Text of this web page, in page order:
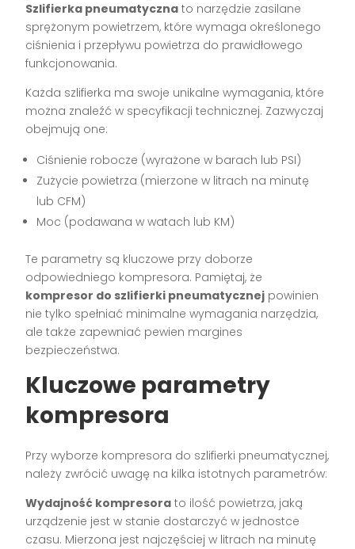
Szlifierka pneumatyczna to narzędzie zasilane
sprężonym powietrzem, które wymaga określonego
ciśnienia i przepływu powietrza do prawidłowego
funkcjonowania.
Każda szlifierka ma swoje unikalne wymagania, które
można znaleźć w specyfikacji technicznej. Zazwyczaj
obejmują one:
Ciśnienie robocze (wyrażone w barach lub PSI)
Zużycie powietrza (mierzone w litrach na minutę
lub CFM)
Moc (podawana w watach lub KM)
Te parametry są kluczowe przy doborze
odpowiedniego kompresora. Pamiętaj, że
kompresor do szlifierki pneumatycznej powinien
nie tylko spełniać minimalne wymagania narzędzia,
ale także zapewniać pewien margines
bezpieczeństwa.
Kluczowe parametry
kompresora
Przy wyborze kompresora do szlifierki pneumatycznej,
należy zwrócić uwagę na kilka istotnych parametrów:
Wydajność kompresora to ilość powietrza, jaką
urządzenie jest w stanie dostarczyć w jednostce
czasu. Mierzona jest najczęściej w litrach na minutę